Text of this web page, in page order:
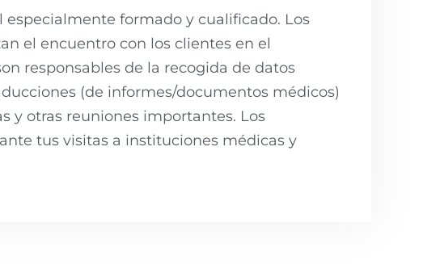
especialmente formado y cualificado. Los
el encuentro con los clientes en el
responsables de la recogida de datos
(de informes/documentos médicos)
y otras reuniones importantes. Los
tus visitas a instituciones médicas y